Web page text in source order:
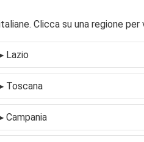
Clicca su una regione
Lazio
Toscana
Campania